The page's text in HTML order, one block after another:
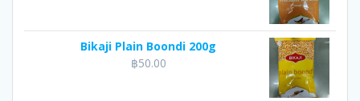
Bikaji Plain Boondi 200g
฿50.00